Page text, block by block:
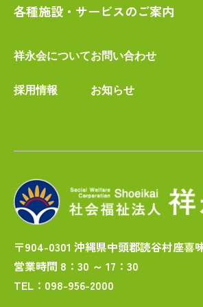
各種施設・サービスのご案内
祥永会について
採用情報
お問い合わせ
お知らせ
〒904-0301 沖縄県中頭郡読谷村座喜
営業時間 8：30 ～ 17：30
TEL：098-956-2000